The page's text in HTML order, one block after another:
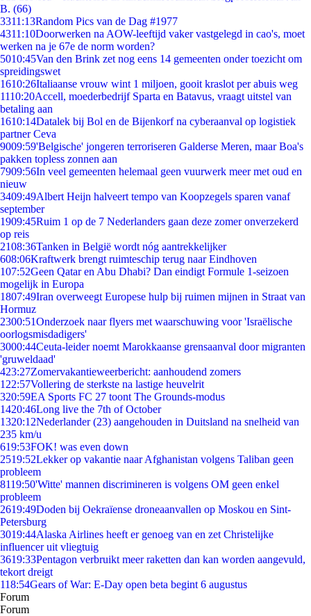
B. (66)
3311:13Random Pics van de Dag #1977
4311:10Doorwerken na AOW-leeftijd vaker vastgelegd in cao's, moet
werken na je 67e de norm worden?
5010:45Van den Brink zet nog eens 14 gemeenten onder toezicht om
spreidingswet
1610:26Italiaanse vrouw wint 1 miljoen, gooit kraslot per abuis weg
1110:20Accell, moederbedrijf Sparta en Batavus, vraagt uitstel van
betaling aan
1610:14Datalek bij Bol en de Bijenkorf na cyberaanval op logistiek
partner Ceva
9009:59'Belgische' jongeren terroriseren Galderse Meren, maar Boa's
pakken topless zonnen aan
7909:56In veel gemeenten helemaal geen vuurwerk meer met oud en
nieuw
3409:49Albert Heijn halveert tempo van Koopzegels sparen vanaf
september
1909:45Ruim 1 op de 7 Nederlanders gaan deze zomer onverzekerd
op reis
2108:36Tanken in België wordt nóg aantrekkelijker
608:06Kraftwerk brengt ruimteschip terug naar Eindhoven
107:52Geen Qatar en Abu Dhabi? Dan eindigt Formule 1-seizoen
mogelijk in Europa
1807:49Iran overweegt Europese hulp bij ruimen mijnen in Straat van
Hormuz
2300:51Onderzoek naar flyers met waarschuwing voor 'Israëlische
oorlogsmisdadigers'
3000:44Ceuta-leider noemt Marokkaanse grensaanval door migranten
'gruweldaad'
423:27Zomervakantieweerbericht: aanhoudend zomers
1 22:57Vollering de sterkste na lastige heuvelrit
320:59EA Sports FC 27 toont The Grounds-modus
1420:46Long live the 7th of October
1320:12Nederlander (23) aangehouden in Duitsland na snelheid van
235 km/u
619:53FOK! was even down
2519:52Lekker op vakantie naar Afghanistan volgens Taliban geen
probleem
8119:50'Witte' mannen discrimineren is volgens OM geen enkel
probleem
2619:49Doden bij Oekraïense droneaanvallen op Moskou en Sint-
Petersburg
3019:44Alaska Airlines heeft er genoeg van en zet Christelijke
influencer uit vliegtuig
3619:33Pentagon verbruikt meer raketten dan kan worden aangevuld,
tekort dreigt
118:54Gears of War: E-Day open beta begint 6 augustus
Forum
Forum